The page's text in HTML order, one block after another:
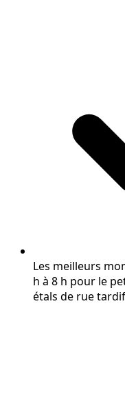
Les meilleurs
h à 8 h pour le
étals de rue